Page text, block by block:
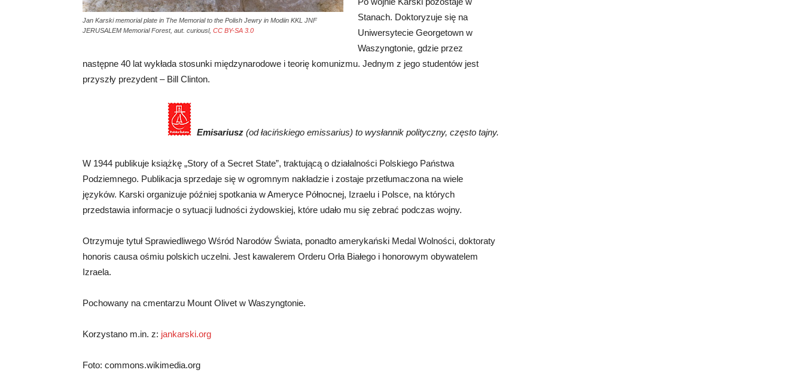
Jan Karski memorial plate in The Memorial to the Polish Jewry in Modiin KKL JNF
JERUSALEM Memorial Forest, aut. curiousl, CC BY-SA 3.0
Stanach. Doktoryzuje się na
Uniwersytecie Georgetown w
Waszyngtonie, gdzie przez
następne 40 lat wykłada stosunki międzynarodowe i teorię komunizmu. Jednym z jego studentów jest
przyszły prezydent – Bill Clinton.
Emisariusz (od łacińskiego emissarius) to wysłannik polityczny, często tajny.
W 1944 publikuje książkę „Story of a Secret State”, traktującą o działalności Polskiego Państwa
Podziemnego. Publikacja sprzedaje się w ogromnym nakładzie i zostaje przetłumaczona na wiele
języków. Karski organizuje później spotkania w Ameryce Północnej, Izraelu i Polsce, na których
przedstawia informacje o sytuacji ludności żydowskiej, które udało mu się zebrać podczas wojny.
Otrzymuje tytuł Sprawiedliwego Wśród Narodów Świata, ponadto amerykański Medal Wolności, doktoraty
honoris causa ośmiu polskich uczelni. Jest kawalerem Orderu Orła Białego i honorowym obywatelem
Izraela.
Pochowany na cmentarzu Mount Olivet w Waszyngtonie.
Korzystano m.in. z: jankarski.org
Foto: commons.wikimedia.org